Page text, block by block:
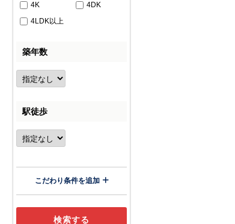
4K
4DK
4LDK以上
築年数
駅徒歩
こだわり条件を追加